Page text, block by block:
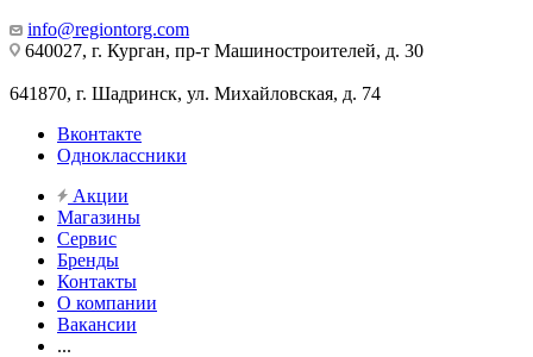
info@regiontorg.com
640027, г. Курган, пр-т Машиностроителей, д. 30
641870, г. Шадринск, ул. Михайловская, д. 74
Вконтакте
Одноклассники
Акции
Магазины
Сервис
Бренды
Контакты
О компании
Вакансии
...